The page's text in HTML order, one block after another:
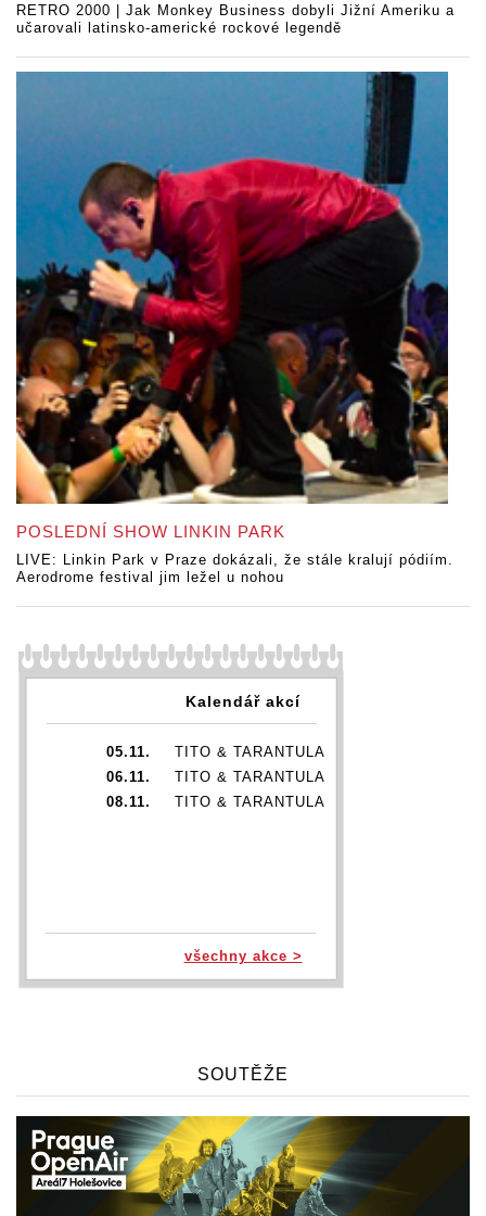
RETRO 2000 | Jak Monkey Business dobyli Jižní Ameriku a
učarovali latinsko-americké rockové legendě
POSLEDNÍ SHOW LINKIN PARK
LIVE: Linkin Park v Praze dokázali, že stále kralují pódiím.
Aerodrome festival jim ležel u nohou
Kalendář akcí
05.11.
TITO & TARANTULA
06.11.
TITO & TARANTULA
08.11.
TITO & TARANTULA
všechny akce >
SOUTĚŽE